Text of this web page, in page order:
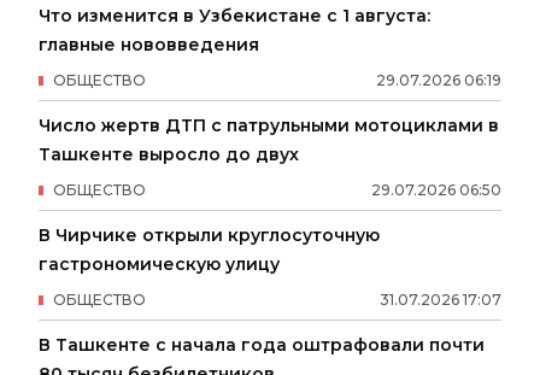
Что изменится в Узбекистане с 1 августа:
главные нововведения
29.07.2026 06:19
ОБЩЕСТВО
Число жертв ДТП с патрульными мотоциклами в
Ташкенте выросло до двух
29.07.2026 06:50
ОБЩЕСТВО
В Чирчике открыли круглосуточную
гастрономическую улицу
31.07.2026 17:07
ОБЩЕСТВО
В Ташкенте с начала года оштрафовали почти